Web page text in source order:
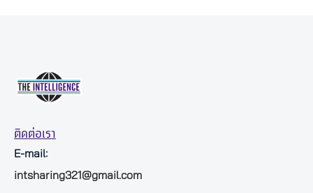
ติดต่อเรา
E-mail:
intsharing321@gmail.com